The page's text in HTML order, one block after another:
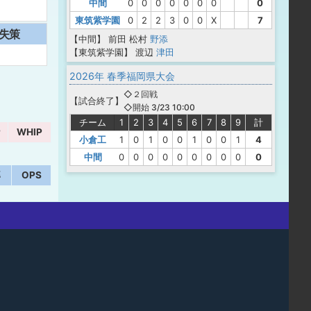
策
WHIP
OPS
中間 0 0 0 0 0 0 0
0
東筑紫学園
0 2 2 3 0 0 X
7
【中間】
前田 松村 野添
【東筑紫学園】
渡辺 津田
2026年 春季福岡県大会
【試合終了 】
◇２回戦
◇開始 3/23 10:00
チーム 1 2 3 4 5 6 7 8 9
計
小倉工
1 0 1 0 0 1 0 0 1
4
中間
0 0 0 0 0 0 0 0 0 0